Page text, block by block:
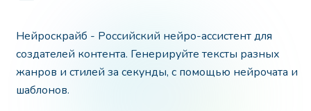
Нейроскрайб - Российский нейро-ассистент для
создателей контента. Генерируйте тексты разных
жанров и стилей за секунды, с помощью нейрочата и
шаблонов.